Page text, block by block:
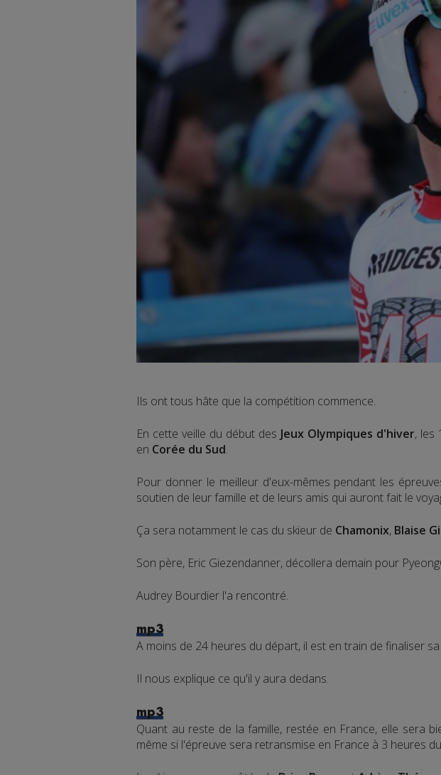
Ils ont tous hâte que la compétition commence.
En cette veille du début des Jeux Olympiques d'hiver, les
en Corée du Sud.
Pour donner le meilleur d'eux-mêmes pendant les
soutien de leur famille et de leurs amis qui auront fait le
Ça sera notamment le cas du skieur de Chamonix, Blaise
Son père, Eric Giezendanner, décollera demain pour
Audrey Bourdier l'a rencontré.
mp3
A moins de 24 heures du départ, il est en train de finaliser sa
Il nous explique ce qu'il y aura dedans.
mp3
Quant au reste de la famille, restée en France, elle sera
même si l'épreuve sera retransmise en France à 3 heures